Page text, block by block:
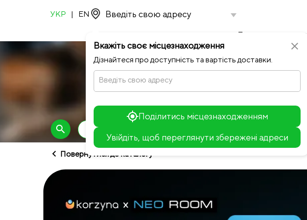
УКР | EN
close
Вкажіть своє місцезнаходження
Дізнайтеся про доступність та вартість доставки.
Введіть свою адресу
Поділитись місцезнаходженням
Увійдіть, щоб переглянути збережені адреси
+
Тимчасово
search Сети Піца
chevron_left Повернутися до каталогу